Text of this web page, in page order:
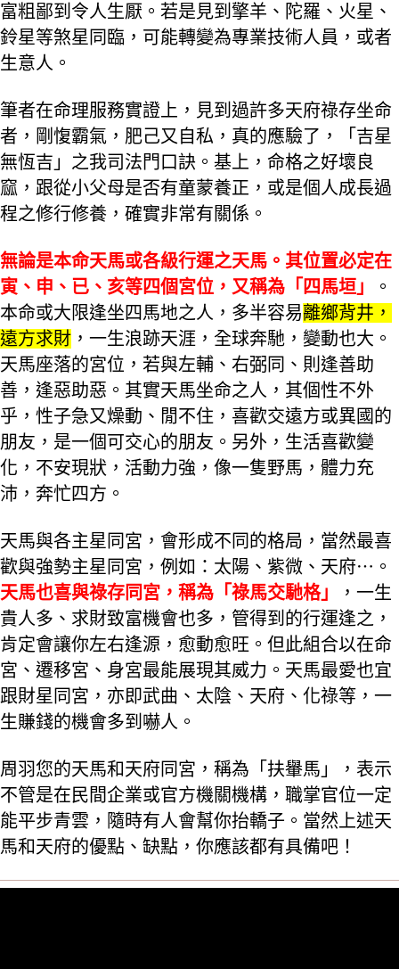
富粗鄙到令人生厭。若是見到擎羊、陀羅、火星、
鈴星等煞星同臨，可能轉變為專業技術人員，或者
生意人。
筆者在命理服務實證上，見到過許多天府祿存坐命
者，剛愎霸氣，肥己又自私，真的應驗了，「吉星
無恆吉」之我司法門口訣。基上，命格之好壞良
窳，跟從小父母是否有童蒙養正，或是個人成長過
程之修行修養，確實非常有關係。
無論是本命天馬或各級行運之天馬。其位置必定在
寅、申、已、亥等四個宮位，又稱為「四馬垣」
。
本命或大限逢坐四馬地之人，多半容易離鄉背井，
遠方求財 ，一生浪跡天涯，全球奔馳，變動也大。
天馬座落的宮位，若與左輔、右弼同、則逢善助
善，逢惡助惡。其實天馬坐命之人，其個性不外
乎，性子急又燥動、閒不住，喜歡交遠方或異國的
朋友，是一個可交心的朋友。另外，生活喜歡變
化，不安現狀，活動力強，像一隻野馬，體力充
沛，奔忙四方。
天馬與各主星同宮，會形成不同的格局，當然最喜
歡與強勢主星同宮，例如：太陽、紫微、天府⋯。
天馬也喜與祿存同宮，稱為「祿馬交馳格」
，一生
貴人多、求財致富機會也多，管得到的行運逢之，
肯定會讓你左右逢源，愈動愈旺。但此組合以在命
宮、遷移宮、身宮最能展現其威力。天馬最愛也宜
跟財星同宮，亦即武曲、太陰、天府、化祿等，一
生賺錢的機會多到嚇人。
周羽您的天馬和天府同宮，稱為「扶轝馬」，表示
不管是在民間企業或官方機關機構，職掌官位一定
能平步青雲，隨時有人會幫你抬轎子。當然上述天
馬和天府的優點、缺點，你應該都有具備吧！